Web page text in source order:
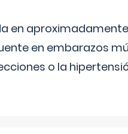
en
en embarazos
o la